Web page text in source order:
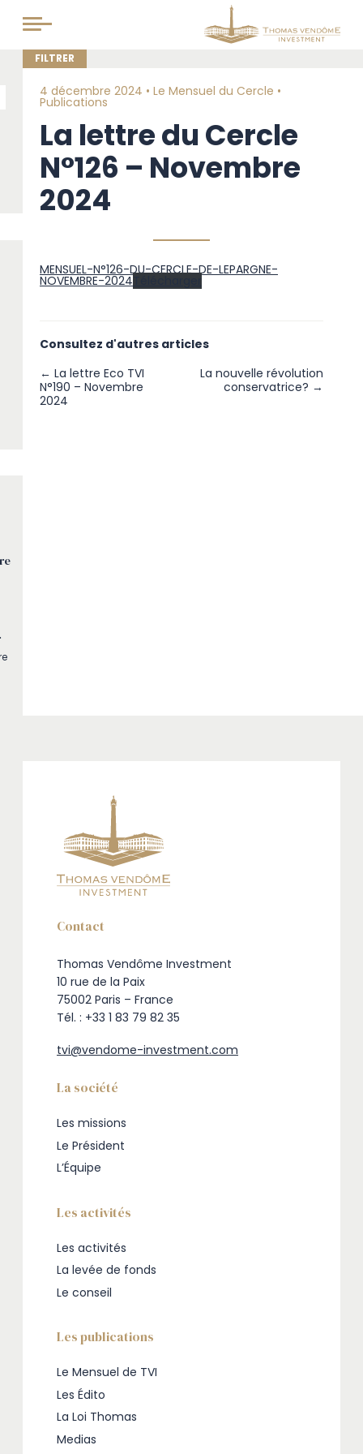
4 décembre 2024 • Le Mensuel du Cercle •
Publications
La lettre du Cercle
N°126 – Novembre
2024
MENSUEL-N°126-DU-CERCLE-DE-LEPARGNE-
NOVEMBRE-2024
Consultez d'autres articles
← La lettre Eco TVI
N°190 – Novembre
2024
La nouvelle révolution
conservatrice? →
Contact
Thomas Vendôme Investment
10 rue de la Paix
75002 Paris – France
Tél. : +33 1 83 79 82 35
tvi@vendome-investment.com
La société
Les missions
Le Président
L’Équipe
Les activités
Les activités
La levée de fonds
Le conseil
Les publications
Le Mensuel de TVI
Les Édito
La Loi Thomas
Medias